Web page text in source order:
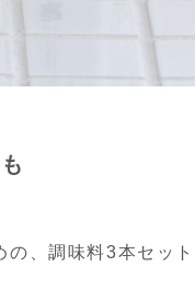
、調味料3本セット